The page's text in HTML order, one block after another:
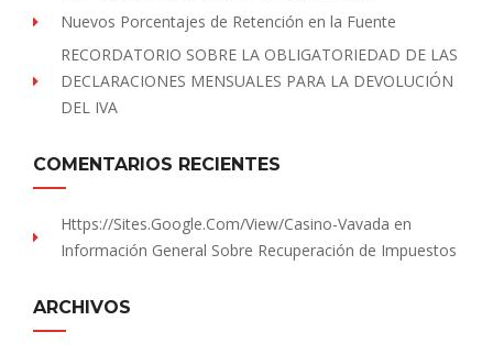
Nuevos Porcentajes de Retención en la Fuente
RECORDATORIO SOBRE LA OBLIGATORIEDAD DE LAS
DECLARACIONES MENSUALES PARA LA DEVOLUCIÓN
DEL IVA
COMENTARIOS RECIENTES
Https://sites.Google.com/view/Casino-Vavada en
Información General Sobre Recuperación de Impuestos
ARCHIVOS